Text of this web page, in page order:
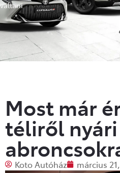
váltani
Most már
téliről nyári
Koto Autóház március